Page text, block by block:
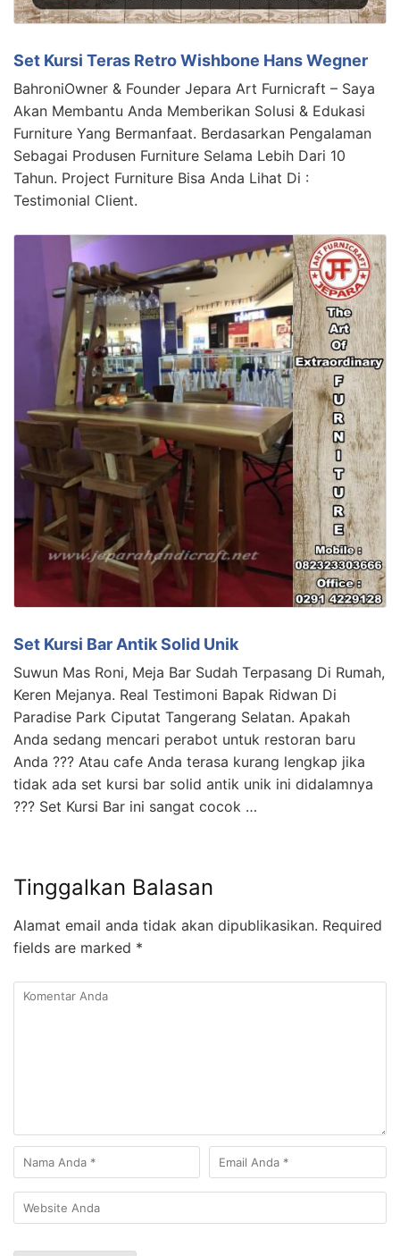
Set Kursi Teras Retro Wishbone Hans Wegner
BahroniOwner & Founder Jepara Art Furnicraft – Saya
Akan Membantu Anda Memberikan Solusi & Edukasi
Furniture Yang Bermanfaat. Berdasarkan Pengalaman
Sebagai Produsen Furniture Selama Lebih Dari 10
Tahun. Project Furniture Bisa Anda Lihat Di :
Testimonial Client.
Set Kursi Bar Antik Solid Unik
Suwun Mas Roni, Meja Bar Sudah Terpasang Di Rumah,
Keren Mejanya. Real Testimoni Bapak Ridwan Di
Paradise Park Ciputat Tangerang Selatan. Apakah
Anda sedang mencari perabot untuk restoran baru
Anda ??? Atau cafe Anda terasa kurang lengkap jika
tidak ada set kursi bar solid antik unik ini didalamnya
??? Set Kursi Bar ini sangat cocok …
Tinggalkan Balasan
Alamat email anda tidak akan dipublikasikan. Required
fields are marked *